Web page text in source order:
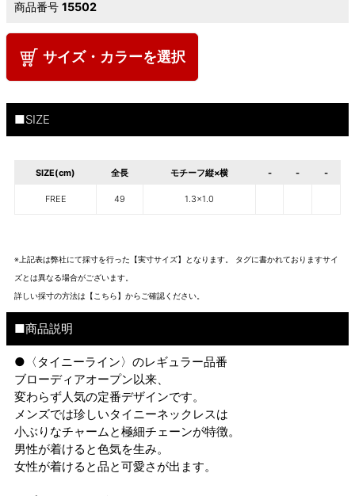
商品番号 15502
サイズ・カラーを選択
■SIZE
SIZE(cm) 全長 モチーフ縦×横 - - -
FREE 49 1.3×1.0
※上記表は弊社にて採寸を行った【実寸サイズ】となります。 タグに書かれておりますサイ
ズとは異なる場合がございます。
詳しい採寸の方法は 【こちら】から ご確認ください。
■商品説明
●〈タイニーライン〉のレギュラー品番
ブローディアオープン以来、
変わらず人気の定番デザインです。
メンズでは珍しいタイニーネックレスは
小ぶりなチャームと極細チェーンが特徴。
男性が着けると色気を生み。
女性が着けると品と可愛さが出ます。